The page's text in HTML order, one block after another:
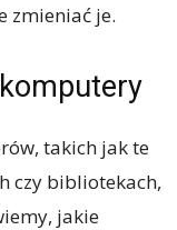
zmieniać je.
takich jak te
czy bibliotekach,
jakie